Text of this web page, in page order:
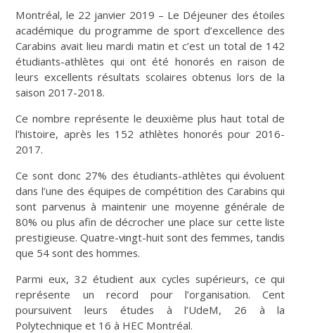
Montréal, le 22 janvier 2019 – Le Déjeuner des étoiles
académique du programme de sport d’excellence des
Carabins avait lieu mardi matin et c’est un total de 142
étudiants-athlètes qui ont été honorés en raison de
leurs excellents résultats scolaires obtenus lors de la
saison 2017-2018.
Ce nombre représente le deuxième plus haut total de
l’histoire, après les 152 athlètes honorés pour 2016-
2017.
Ce sont donc 27% des étudiants-athlètes qui évoluent
dans l’une des équipes de compétition des Carabins qui
sont parvenus à maintenir une moyenne générale de
80% ou plus afin de décrocher une place sur cette liste
prestigieuse. Quatre-vingt-huit sont des femmes, tandis
que 54 sont des hommes.
Parmi eux, 32 étudient aux cycles supérieurs, ce qui
représente un record pour l’organisation. Cent
poursuivent leurs études à l’UdeM, 26 à la
Polytechnique et 16 à HEC Montréal.